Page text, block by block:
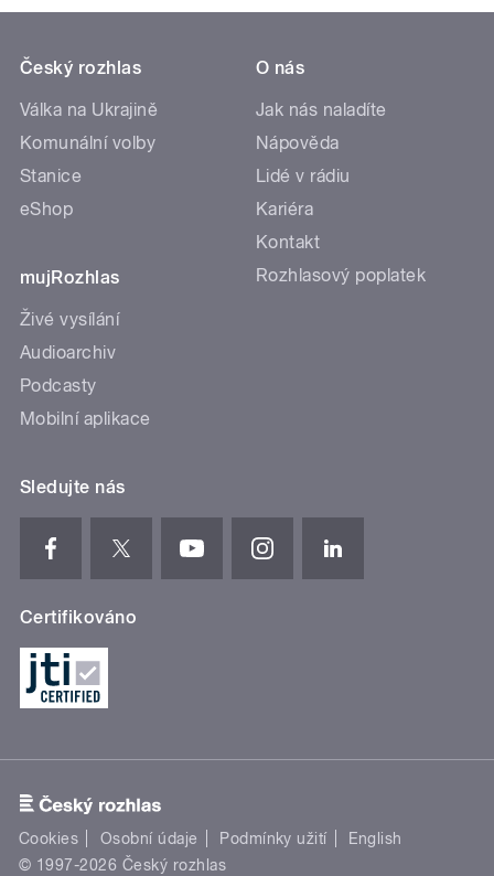
Český rozhlas
Válka na Ukrajině
Komunální volby
Stanice
eShop
mujRozhlas
Živé vysílání
Audioarchiv
Podcasty
Mobilní aplikace
O nás
Jak nás naladíte
Nápověda
Lidé v rádiu
Kariéra
Kontakt
Rozhlasový poplatek
Sledujte nás
Certifikováno
Cookies Osobní údaje Podmínky užití
English
© 1997-2026 Český rozhlas